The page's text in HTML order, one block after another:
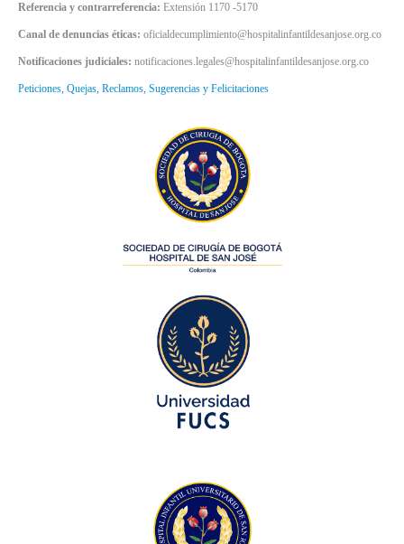
Referencia y contrarreferencia: Extensión 1170 -5170
Canal de denuncias éticas: oficialdecumplimiento@hospitalinfantildesanjose.org.co
Notificaciones judiciales: notificaciones.legales@hospitalinfantildesanjose.org.co
Peticiones, Quejas, Reclamos, Sugerencias y Felicitaciones